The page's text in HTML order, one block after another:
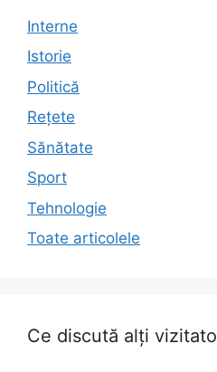
Interne
Istorie
Politică
Rețete
Sănătate
Sport
Tehnologie
Toate articolele
Ce discută alți